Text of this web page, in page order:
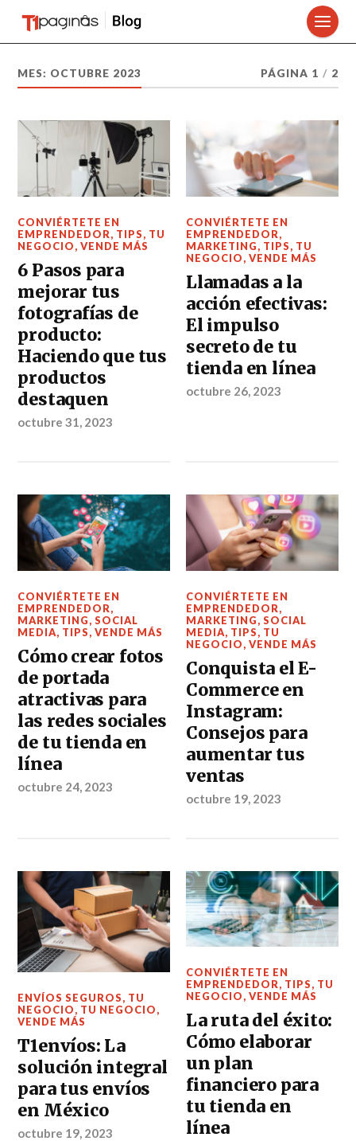
MES: OCTUBRE 2023 PÁGINA 1 / 2
CONVIÉRTETE EN
EMPRENDEDOR, TIPS, TU
NEGOCIO,VENDE MÁS
6 Pasos para
mejorar tus
fotografías de
producto:
Haciendo que tus
productos
destaquen
octubre 31, 2023
CONVIÉRTETE EN
EMPRENDEDOR,
MARKETING, TIPS, TU
NEGOCIO,VENDE MÁS
Llamadas a la
acción efectivas:
El impulso
secreto de tu
tienda en línea
octubre 26, 2023
CONVIÉRTETE EN
EMPRENDEDOR,
MARKETING,SOCIAL
MEDIA, TIPS,VENDE MÁS
Cómo crear fotos
de portada
atractivas para
las redes sociales
de tu tienda en
línea
octubre 24, 2023
CONVIÉRTETE EN
EMPRENDEDOR,
MARKETING,SOCIAL
MEDIA, TIPS, TU
NEGOCIO,VENDE MÁS
Conquista el E-
Commerce en
Instagram:
Consejos para
aumentar tus
ventas
octubre 19, 2023
ENVÍOS SEGUROS, TU
NEGOCIO, TU NEGOCIO,
VENDE MÁS
T1envíos: La
solución integral
para tus envíos
en México
octubre 19, 2023
CONVIÉRTETE EN
EMPRENDEDOR, TIPS, TU
NEGOCIO,VENDE MÁS
La ruta del éxito:
Cómo elaborar
un plan
financiero para
tu tienda en
línea